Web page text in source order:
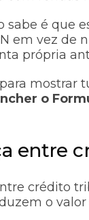
sabe é que
em vez de
própria
mostrar
o
entre
crédito
o valor